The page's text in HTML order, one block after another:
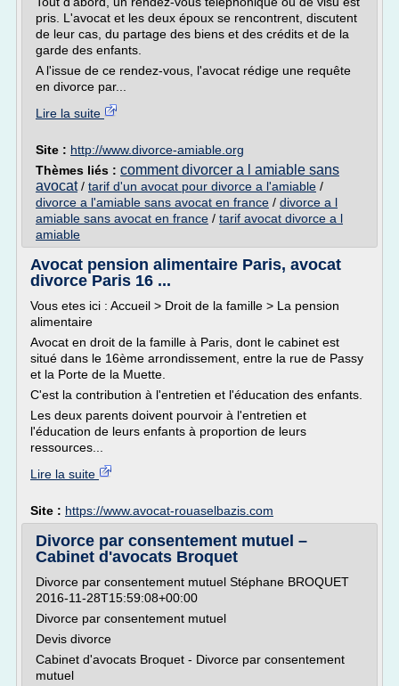
pris. L'avocat et les deux époux se rencontrent, discutent
de leur cas, du partage des biens et des crédits et de la
garde des enfants.
A l'issue de ce rendez-vous, l'avocat rédige une requête
en divorce par...
Lire la suite
Site : http://www.divorce-amiable.org
Thèmes liés : comment divorcer a l amiable sans
avocat/ tarif d'un avocat pour divorce a l'amiable /
divorce a l'amiable sans avocat en france / divorce a l
amiable sans avocat en france / tarif avocat divorce a l
amiable
Avocat pension alimentaire Paris, avocat
divorce Paris 16 ...
Vous etes ici : Accueil > Droit de la famille > La pension
alimentaire
Avocat en droit de la famille à Paris, dont le cabinet est
situé dans le 16ème arrondissement, entre la rue de Passy
et la Porte de la Muette.
C'est la contribution à l'entretien et l'éducation des enfants.
Les deux parents doivent pourvoir à l'entretien et
l'éducation de leurs enfants à proportion de leurs
ressources...
Lire la suite
Site : https://www.avocat-rouaselbazis.com
Divorce par consentement mutuel –
Cabinet d'avocats Broquet
Divorce par consentement mutuel Stéphane BROQUET
2016-11-28T15:59:08+00:00
Divorce par consentement mutuel
Devis divorce
Cabinet d'avocats Broquet - Divorce par consentement
mutuel